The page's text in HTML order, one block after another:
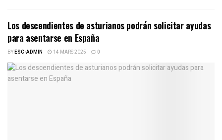
Los descendientes de asturianos podrán solicitar ayudas
para asentarse en España
BYESC-ADMIN 14 MARS 2025 0